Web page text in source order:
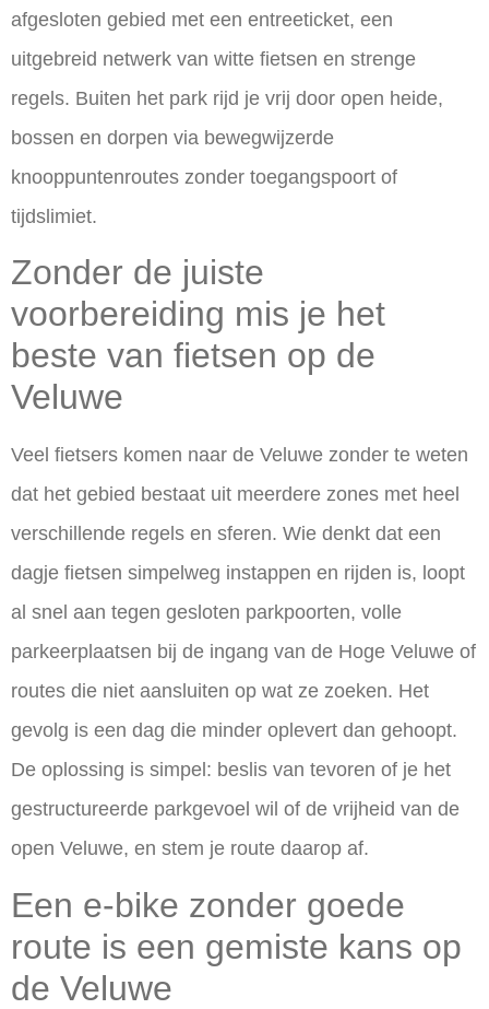
afgesloten gebied met een entreeticket, een
uitgebreid netwerk van witte fietsen en strenge
regels. Buiten het park rijd je vrij door open heide,
bossen en dorpen via bewegwijzerde
knooppuntenroutes zonder toegangspoort of
tijdslimiet.
Zonder de juiste
voorbereiding mis je het
beste van fietsen op de
Veluwe
Veel fietsers komen naar de Veluwe zonder te weten
dat het gebied bestaat uit meerdere zones met heel
verschillende regels en sferen. Wie denkt dat een
dagje fietsen simpelweg instappen en rijden is, loopt
al snel aan tegen gesloten parkpoorten, volle
parkeerplaatsen bij de ingang van de Hoge Veluwe of
routes die niet aansluiten op wat ze zoeken. Het
gevolg is een dag die minder oplevert dan gehoopt.
De oplossing is simpel: beslis van tevoren of je het
gestructureerde parkgevoel wil of de vrijheid van de
open Veluwe, en stem je route daarop af.
Een e-bike zonder goede
route is een gemiste kans op
de Veluwe